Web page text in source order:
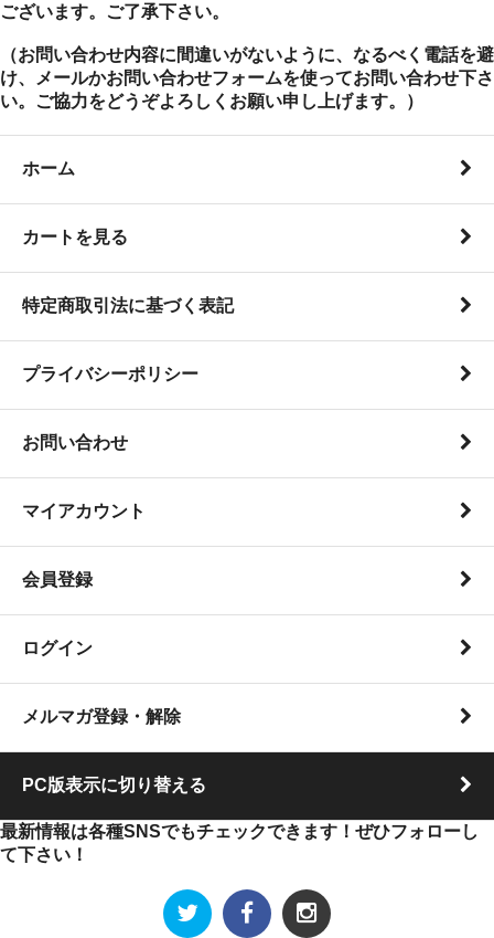
ございます。ご了承下さい。
（お問い合わせ内容に間違いがないように、なるべく電話を避
け、メールかお問い合わせフォームを使ってお問い合わせ下さ
い。ご協力をどうぞよろしくお願い申し上げます。）
ホーム
カートを見る
特定商取引法に基づく表記
プライバシーポリシー
お問い合わせ
マイアカウント
会員登録
ログイン
メルマガ登録・解除
PC版表示に切り替える
最新情報は各種SNSでもチェックできます！ぜひフォローし
て下さい！